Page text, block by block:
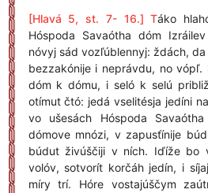
[Hlavá 5, st. 7- 16.] Táko
Hóspoda Savaótha dóm
nóvyj sád vozľúblennyj: ždách,
bezzakónije i neprávdu, no vópľ.
dóm k dómu, i seló k selú
otímut čtó: jedá vselitésja jedíni
vo ušesách Hóspoda
dómove mnózi, v zapusťínije
búdut živúščiji v ních. Iďíže bo
volóv, sotvorít korčáh jedín, i
míry trí. Hóre vostajúščym